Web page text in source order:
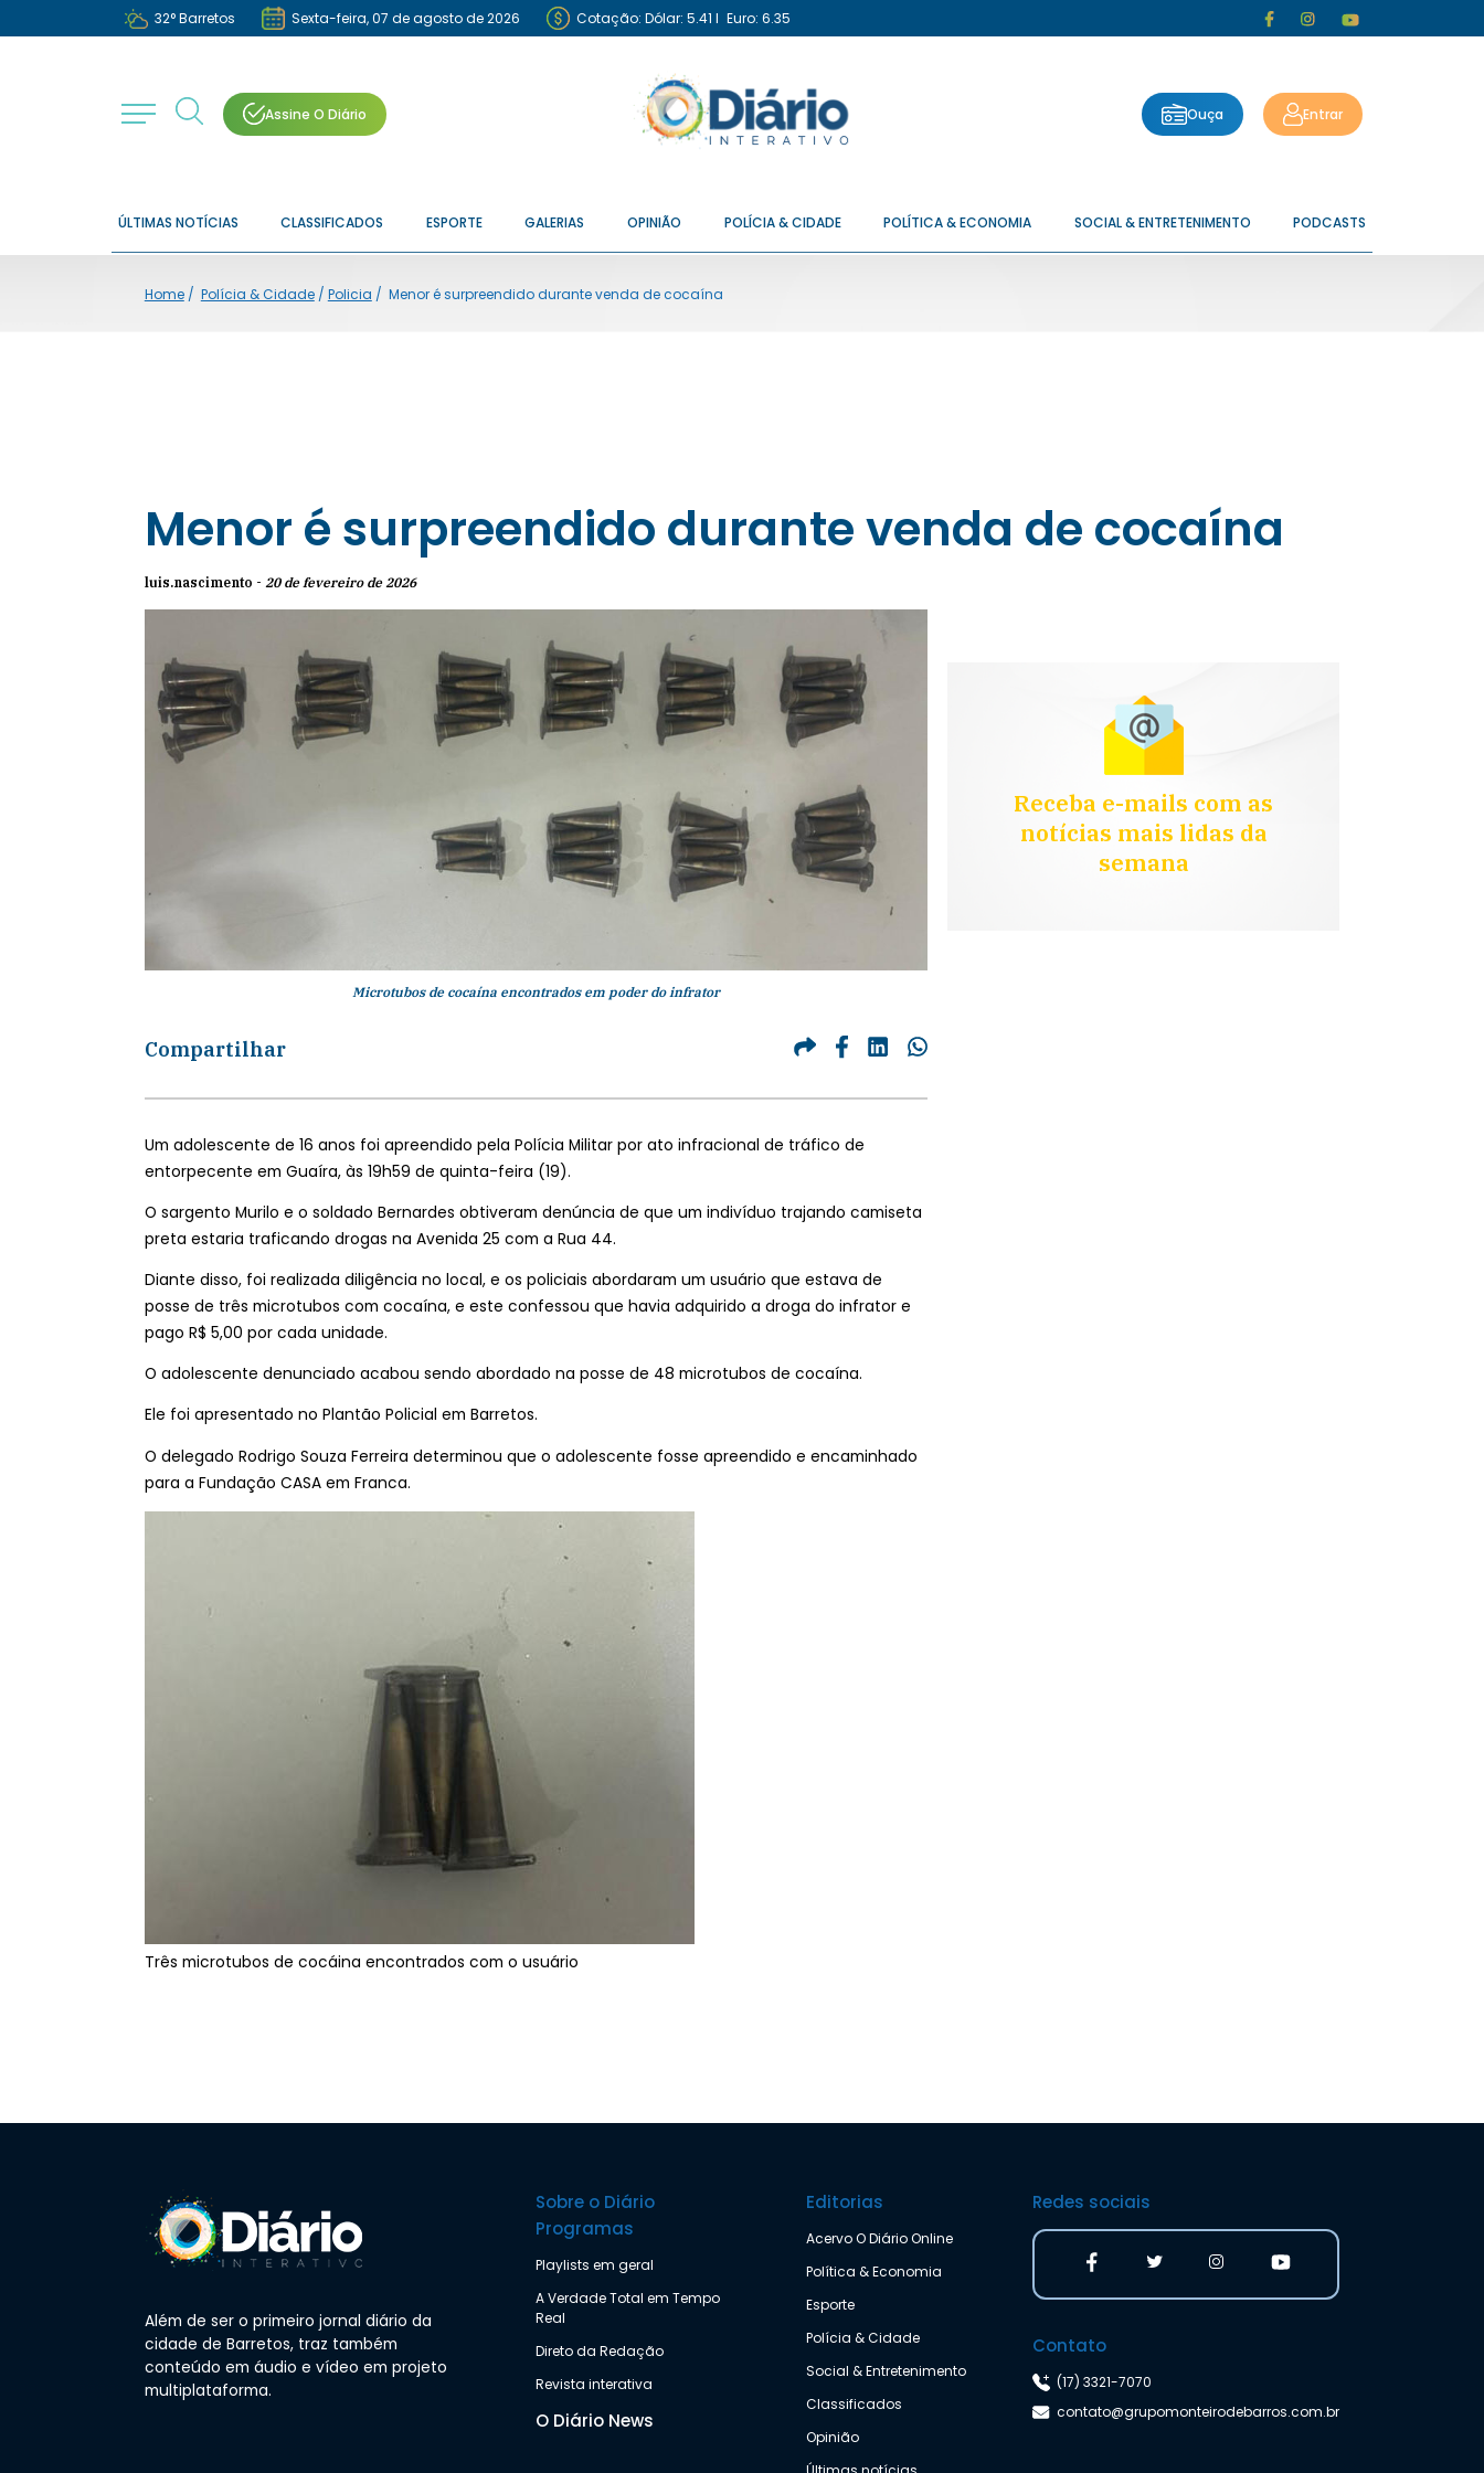
32°Barretos Sexta-feira, 07 de agosto de 2026 Cotação: Dólar: 5.41 I Euro: 6.35
Assine O Diário Ouça Entrar
ÚLTIMAS NOTÍCIAS CLASSIFICADOS ESPORTE GALERIAS OPINIÃO POLÍCIA & CIDADE POLÍTICA & ECONOMIA SOCIAL & ENTRETENIMENTO PODCASTS
Home/ Polícia & Cidade/ Policia / Menor é surpreendido durante venda de cocaína
Menor é surpreendido durante venda de cocaína
luis.nascimento - 20 de fevereiro de 2026
Microtubos de cocaína encontrados em poder do infrator
Compartilhar
Um adolescente de 16 anos foi apreendido pela Polícia Militar por ato infracional de tráfico de
entorpecente em Guaíra, às 19h59 de quinta-feira (19).
O sargento Murilo e o soldado Bernardes obtiveram denúncia de que um indivíduo trajando camiseta
preta estaria traficando drogas na Avenida 25 com a Rua 44.
Diante disso, foi realizada diligência no local, e os policiais abordaram um usuário que estava de
posse de três microtubos com cocaína, e este confessou que havia adquirido a droga do infrator e
pago R$ 5,00 por cada unidade.
O adolescente denunciado acabou sendo abordado na posse de 48 microtubos de cocaína.
Ele foi apresentado no Plantão Policial em Barretos.
O delegado Rodrigo Souza Ferreira determinou que o adolescente fosse apreendido e encaminhado
para a Fundação CASA em Franca.
Três microtubos de cocáina encontrados com o usuário
Receba e-mails com as
notícias mais lidas da
semana
Além de ser o primeiro jornal diário da
cidade de Barretos, traz também
conteúdo em áudio e vídeo em projeto
multiplataforma.
Sobre o Diário
Programas
Playlists em geral
A Verdade Total em Tempo
Real
Direto da Redação
Revista interativa
O Diário News
Editorias
Acervo O Diário Online
Política & Economia
Esporte
Polícia & Cidade
Social & Entretenimento
Classificados
Opinião
Redes sociais
Contato
(17) 3321-7070
contato@grupomonteirodebarros.com.br